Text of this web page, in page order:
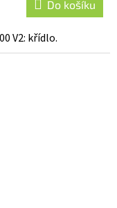
Do košíku
V2: křídlo.